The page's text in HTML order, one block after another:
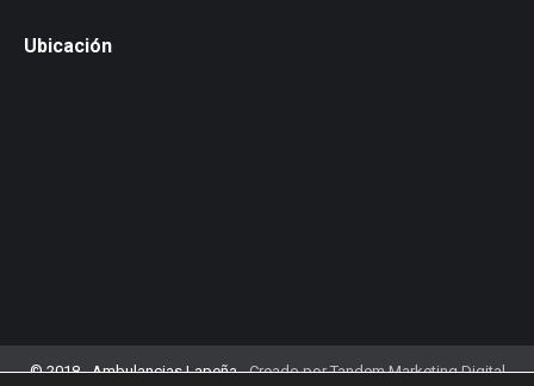
Ubicación
© 2018 - Ambulancias Lapeña -Creado por Tandem Marketing Digital